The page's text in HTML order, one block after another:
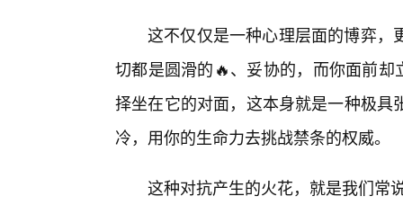
这不仅仅是一种心理层面的博弈，
切都是圆滑的🔥、妥协的，而你面前
择坐在它的对面，这本身就是一种极
冷，用你的生命力去挑战禁条的权威。
这种对抗产生的火花，就是我们常